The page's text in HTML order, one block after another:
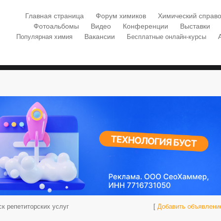
Главная страница Форум химиков
Химический
Фотоальбомы
Видео Конференции Выставки
Популярная химия Вакансии Бесплатные онлайн-курсы
репетиторских услуг [ Добавить